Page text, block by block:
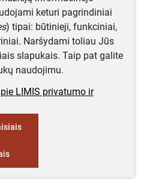
keturi pagrindiniai
) tipai: būtinieji, funkciniai,
Naršydami toliau Jūs
slapukais. Taip pat galite
naudojimu.
LIMIS privatumo ir